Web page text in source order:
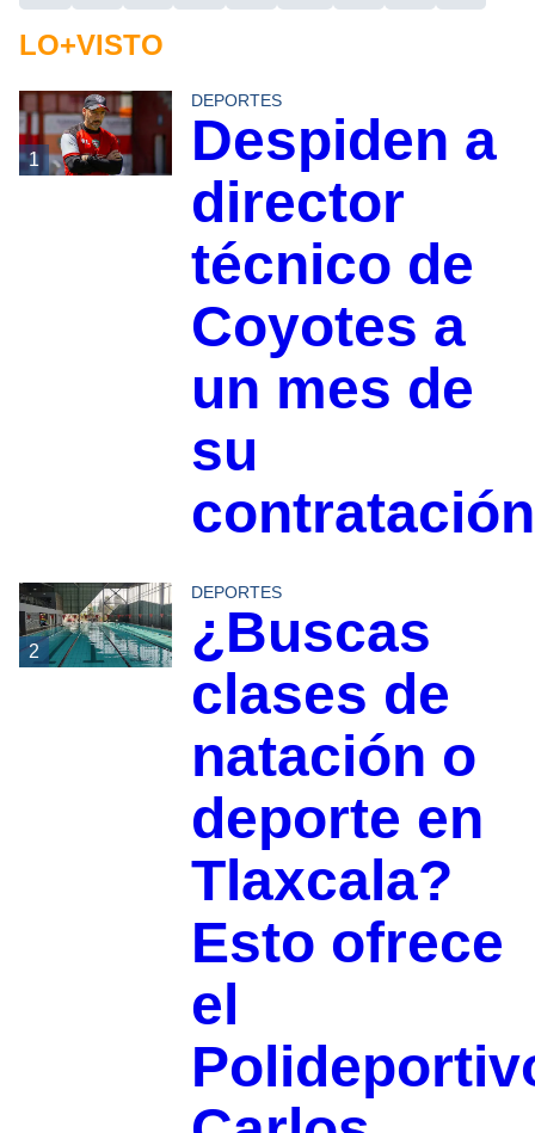
LO+VISTO
1
DEPORTES
Despiden a
director
técnico de
Coyotes a
un mes de
su
contratación
2
DEPORTES
¿Buscas
clases de
natación o
deporte en
Tlaxcala?
Esto ofrece
el